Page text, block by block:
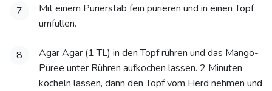
7
Mit einem Pürierstab fein pürieren und in einen Topf
umfüllen.
8
Agar Agar (1 TL) in den Topf rühren und das Mango-
Püree unter Rühren aufkochen lassen. 2 Minuten
köcheln lassen, dann den Topf vom Herd nehmen und